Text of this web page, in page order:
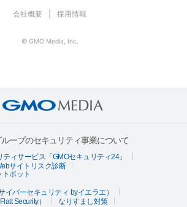
会社概要 採用情報
© GMO Media, Inc.
ープのセキュリティ事業について
ィサービス「GMOセキュリティ24」
サイトリスク診断
ボット
イバーセキュリティ byイエラエ）
Security）
なりすまし対策